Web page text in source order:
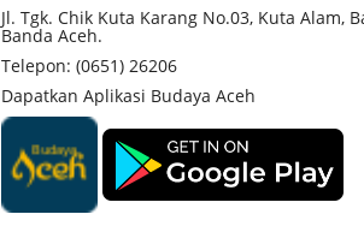
Jl. Tgk. Chik Kuta Karang No.03, Kuta Alam,
Banda Aceh.
Telepon: (0651) 26206
Dapatkan Aplikasi Budaya Aceh